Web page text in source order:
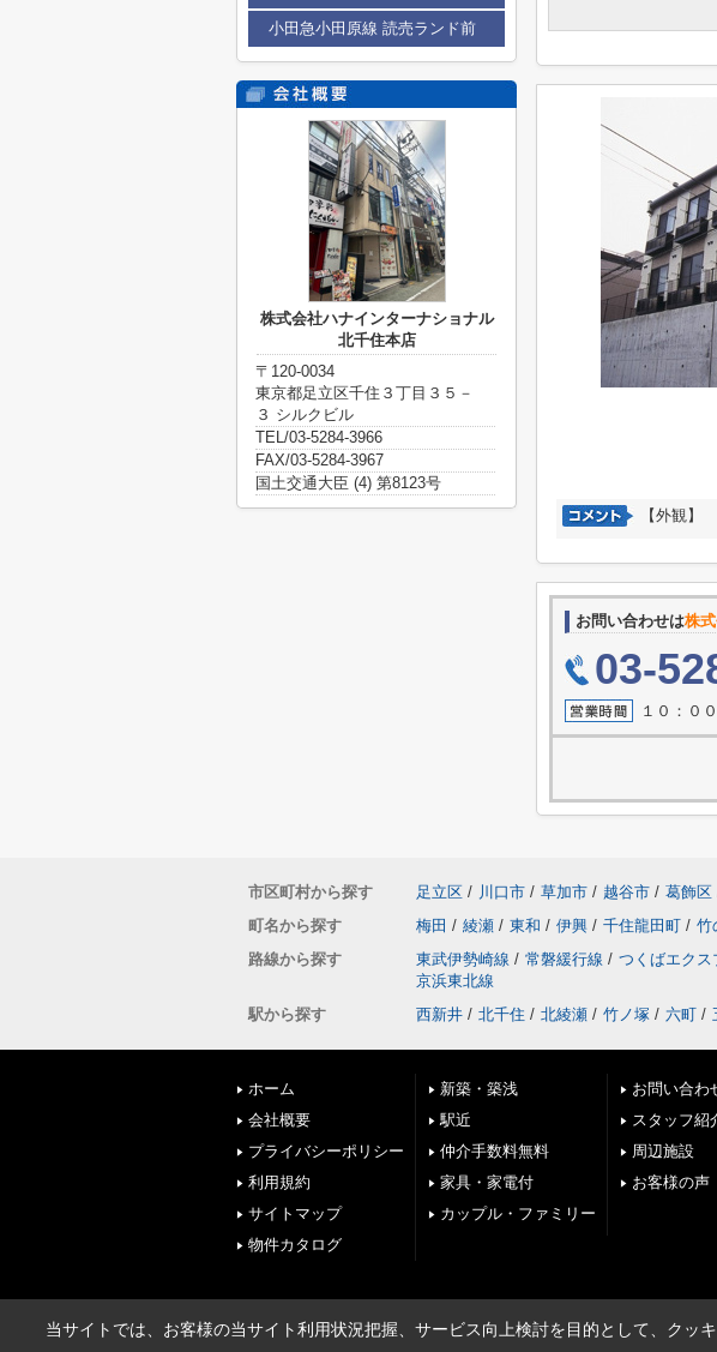
【外観】
お問い合わせは株
03-
１０：０
小田急小田原線 読売ランド前
株式会社ハナインターナショナル
北千住本店
〒120-0034
東京都足立区千住３丁目３５－
３ シルクビル
TEL/03-5284-3966
FAX/03-5284-3967
国土交通大臣 (4) 第8123号
市区町村から探す 足立区 / 川口市 / 草加市 / 越谷市 / 葛飾区
町名から探す
梅田 / 綾瀬 / 東和 / 伊興 / 千住龍田町 / 竹
路線から探す
東武伊勢崎線 / 常磐緩行線 / つくばエクス
京浜東北線
駅から探す
西新井 / 北千住 / 北綾瀬 / 竹ノ塚 / 六町 /
ホーム
会社概要
プライバシーポリシー
利用規約
サイトマップ
物件カタログ
新築・築浅
駅近
仲介手数料無料
家具・家電付
カップル・ファミリー
お問い合わ
スタッフ紹
周辺施設
お客様の声
当サイトでは、お客様の当サイト利用状況把握、サービス向上検討を目的として、クッ